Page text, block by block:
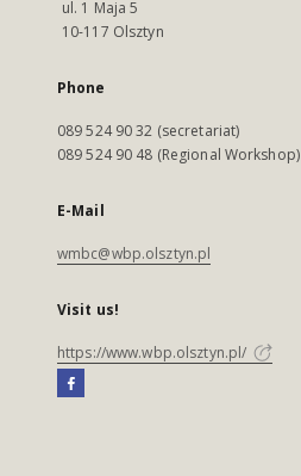
ul. 1 Maja 5
10-117 Olsztyn
Phone
089 524 90 32 (secretariat)
089 524 90 48 (Regional Workshop)
E-Mail
wmbc@wbp.olsztyn.pl
Visit us!
https://www.wbp.olsztyn.pl/